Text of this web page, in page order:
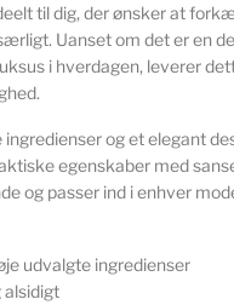
til dig, der ønsker at
Uanset om det er en
i hverdagen, leverer
og et elegant
egenskaber med
og passer ind i enhver
udvalgte ingredienser
alsidigt